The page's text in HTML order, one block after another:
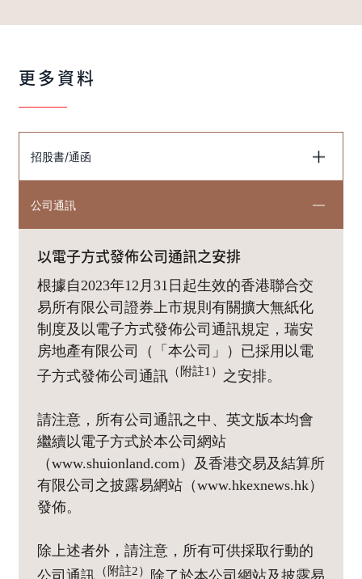
更多資料
招股書/通函
公司通訊
以電子方式發佈公司通訊之安排
根據自2023年12月31日起生效的香港聯合交
易所有限公司證券上市規則有關擴大無紙化
制度及以電子方式發佈公司通訊規定，瑞安
房地產有限公司（「本公司」）已採用以電
子方式發佈公司通訊 （附註1） 之安排。
請注意，所有公司通訊之中、英文版本均會
繼續以電子方式於本公司網站
（www.shuionland.com）及香港交易及結算所
有限公司之披露易網站（www.hkexnews.hk）
發佈。
除上述者外，請注意，所有可供採取行動的
（附註2）